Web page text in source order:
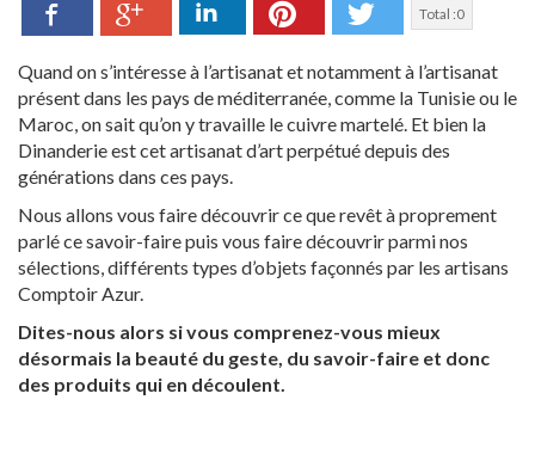
Facebook Google+ LinkedIn Pinterest Twitter
Total :0
Quand on s’intéresse à l’artisanat et notamment à l’artisanat
présent dans les pays de méditerranée, comme la Tunisie ou le
Maroc, on sait qu’on y travaille le cuivre martelé. Et bien la
Dinanderie est cet artisanat d’art perpétué depuis des
générations dans ces pays.
Nous allons vous faire découvrir ce que revêt à proprement
parlé ce savoir-faire puis vous faire découvrir parmi nos
sélections, différents types d’objets façonnés par les artisans
Comptoir Azur.
Dites-nous alors si vous comprenez-vous mieux
désormais la beauté du geste, du savoir-faire et donc
des produits qui en découlent.